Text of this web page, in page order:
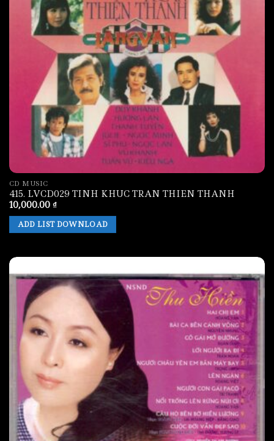
CD MUSIC
415. LVCD029 TINH KHUC TRAN THIEN THANH
10,000.00 ₫
ADD LIST DOWNLOAD